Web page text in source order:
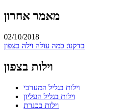
מאמר אחרון
02/10/2018
בדקנו: כמה עולה וילה בצפון
וילות בצפון
וילות בגליל המערבי
וילות בגליל העליון
וילות בכנרת